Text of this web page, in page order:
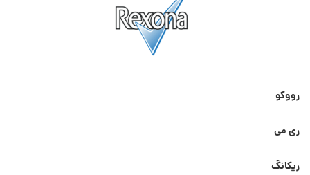
رووکو
ری می
ریکانگ